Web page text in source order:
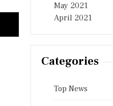
May 2021
April 2021
Categories
Top News